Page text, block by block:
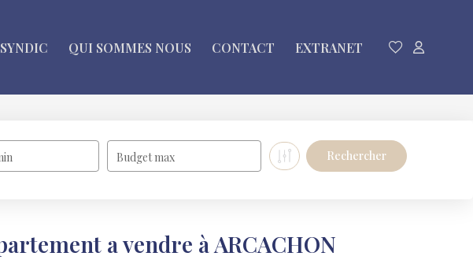
SYNDIC QUI SOMMES NOUS CONTACT EXTRANET
Budget max
a vendre à ARCACHON